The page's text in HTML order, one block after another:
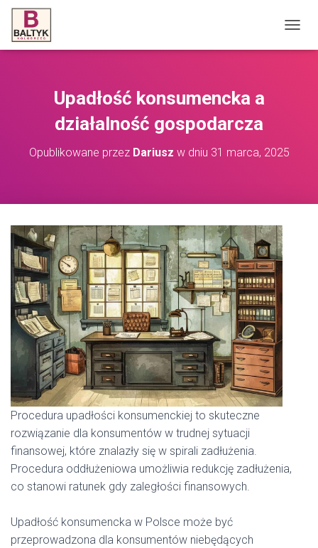
R
Upadłość konsumencka a
działalność gospodarcza
Opublikowane przez Dariusz w dniu 31 marca, 2025
Procedura upadłości konsumenckiej to skuteczne
rozwiązanie dla konsumentów w trudnej sytuacji
finansowej, które znalazły się w spirali zadłużenia.
Procedura oddłużeniowa umożliwia redukcję zadłużenia,
co stanowi ratunek gdy zaległości finansowych.
Upadłość konsumencka w Polsce może być
przeprowadzona dla konsumentów niebędących